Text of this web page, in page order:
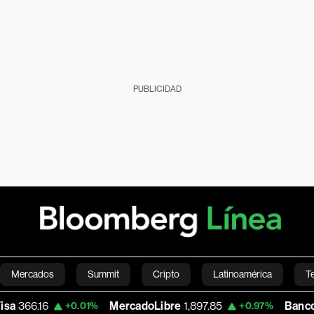
PUBLICIDAD
Mercados Summit Cripto Latinoamérica
Economía Estilo de vida Mundo Videos
+0.01% MercadoLibre 1,897.85 +0.97% Banco de Bogota